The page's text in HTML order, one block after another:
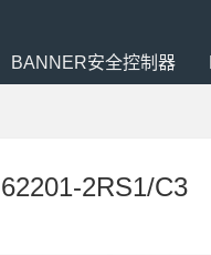
BANNER安全控制器
2RS1/C3